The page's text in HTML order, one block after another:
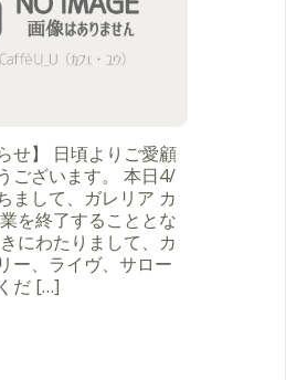
せ】 日頃よりご愛顧
ございます。 本日4/
まして、ガレリア カ
を終了することとな
にわたりまして、カ
ー、ライヴ、サロー
だ […]